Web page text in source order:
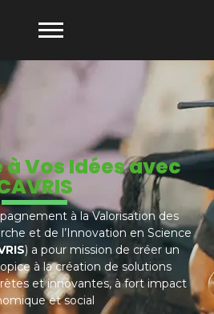
à Vos Idées avec
à la Valorisation des
et de l’Innovation en Science
) a pour mission de créer un
à la création de solutions
et innovantes, à fort impact
et social